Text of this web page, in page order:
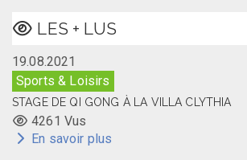
LES + LUS
19.08.2021
Sports & Loisirs
STAGE DE QI GONG À LA VILLA CLYTHIA
4261 Vus
En savoir plus